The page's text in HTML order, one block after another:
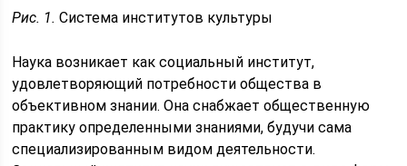
Рис. 1. Система институтов культуры
Наука возникает как социальный институт,
удовлетворяющий потребности общества в
объективном знании. Она снабжает общественную
практику определенными знаниями, будучи сама
специализированным видом деятельности.